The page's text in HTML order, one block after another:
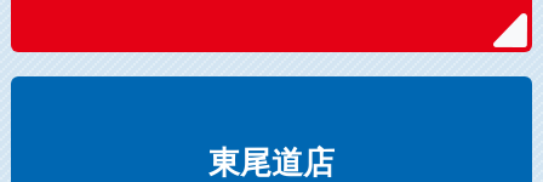
東尾道店